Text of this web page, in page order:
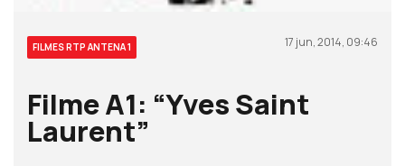
FILMES RTP ANTENA 1 17 jun, 2014, 09:46
Filme A1: “Yves Saint
Laurent”